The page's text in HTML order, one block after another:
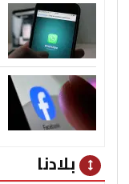
height بلادنا